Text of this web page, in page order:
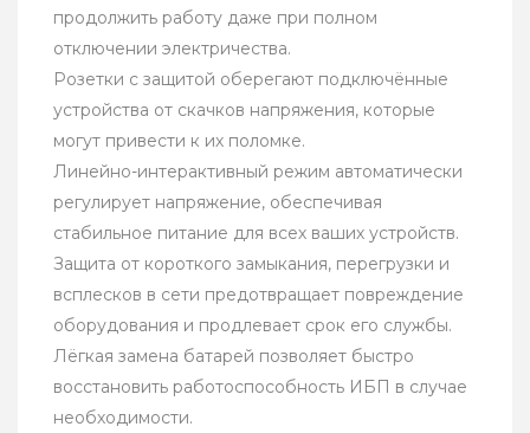
продолжить работу даже при полном
отключении электричества.
Розетки с защитой оберегают подключённые
устройства от скачков напряжения, которые
могут привести к их поломке.
Линейно-интерактивный режим автоматически
регулирует напряжение, обеспечивая
стабильное питание для всех ваших устройств.
Защита от короткого замыкания, перегрузки и
всплесков в сети предотвращает повреждение
оборудования и продлевает срок его службы.
Лёгкая замена батарей позволяет быстро
восстановить работоспособность ИБП в случае
необходимости.